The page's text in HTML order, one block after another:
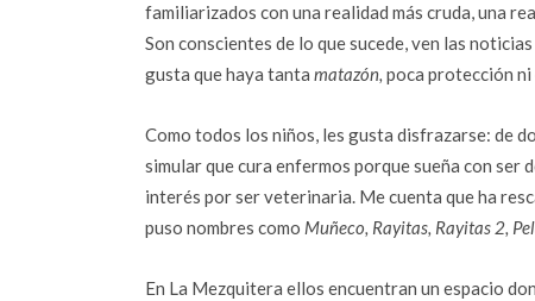
familiarizados con una realidad más cruda, una
Son conscientes de lo que sucede, ven las
gusta que haya tanta matazón, poca protección ni
Como todos los niños, les gusta disfrazarse: de
simular que cura enfermos porque sueña con
interés por ser veterinaria. Me cuenta que ha
puso nombres como Muñeco, Rayitas, Rayitas 2,
En La Mezquitera ellos encuentran un espacio